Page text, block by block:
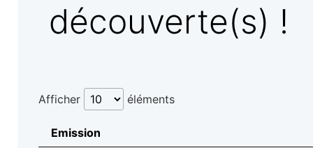
découverte(s) !
Afficher éléments
Emission